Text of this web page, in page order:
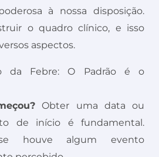
à nossa disposição.
o quadro clínico, e isso
aspectos.
da Febre: O Padrão é o
Obter uma data ou
de início é fundamental.
houve algum evento